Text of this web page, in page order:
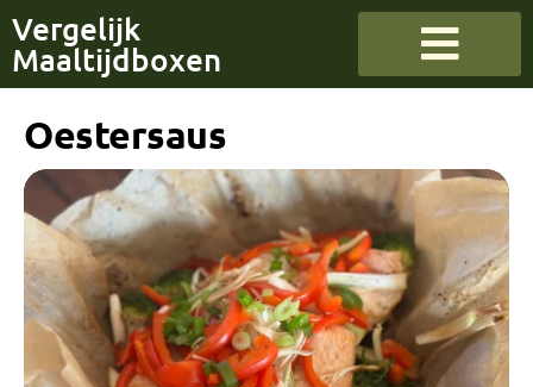
Vergelijk
Maaltijdboxen
Oestersaus